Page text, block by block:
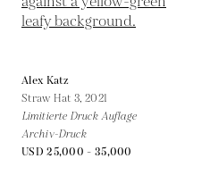
Alex Katz
Straw Hat 3,2021
Limitierte Druck Auflage
Archiv-Druck
USD 25,000 - 35,000